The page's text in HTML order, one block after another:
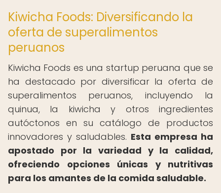
Kiwicha Foods: Diversificando la
oferta de superalimentos
peruanos
Kiwicha Foods es una startup peruana que se
ha destacado por diversificar la oferta de
superalimentos peruanos, incluyendo la
quinua, la kiwicha y otros ingredientes
autóctonos en su catálogo de productos
innovadores y saludables. Esta empresa ha
apostado por la variedad y la calidad,
ofreciendo opciones únicas y nutritivas
para los amantes de la comida saludable.